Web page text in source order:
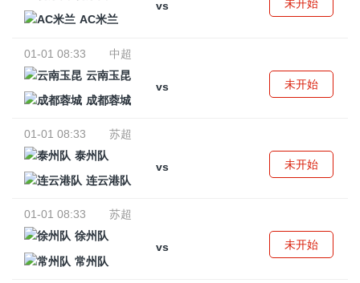
vs
AC米兰
未开始
01-01 08:33
中超
云南玉昆
vs
成都蓉城
未开始
01-01 08:33
苏超
泰州队
vs
连云港队
未开始
01-01 08:33
苏超
徐州队
vs
常州队
未开始